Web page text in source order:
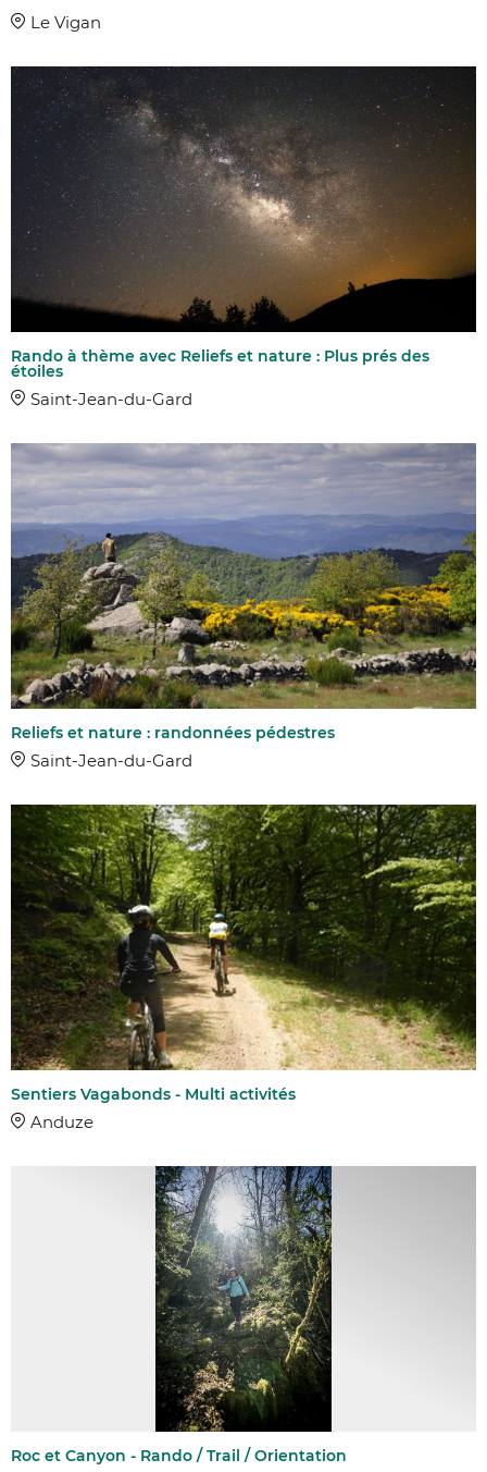
Le Vigan
Rando à thème avec Reliefs et nature : Plus prés des
étoiles
Saint-Jean-du-Gard
Reliefs et nature : randonnées pédestres
Saint-Jean-du-Gard
Sentiers Vagabonds - Multi activités
Anduze
Roc et Canyon - Rando / Trail / Orientation